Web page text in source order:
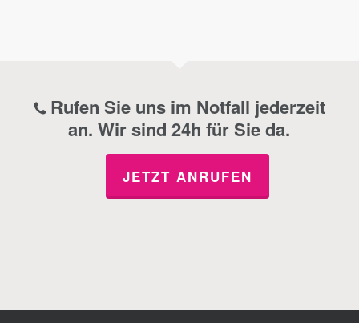
Rufen Sie uns im Notfall jederzeit
an. Wir sind 24h für Sie da.
JETZT ANRUFEN